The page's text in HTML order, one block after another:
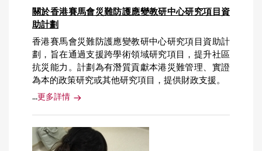
關於香港賽馬會災難防護應變教研中心研究項目資
助計劃
香港賽馬會災難防護應變教研中心研究項目資助計
劃，旨在通過支援跨學術領域研究項目，提升社區
抗災能力。計劃為有潛質貢獻本港災難管理、實證
為本的政策研究或其他研究項目，提供財政支援。
...更多詳情